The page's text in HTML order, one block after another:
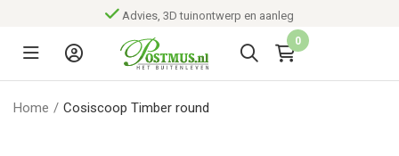
Advies, 3D tuinontwerp en aanleg
0
Home / Cosiscoop Timber round